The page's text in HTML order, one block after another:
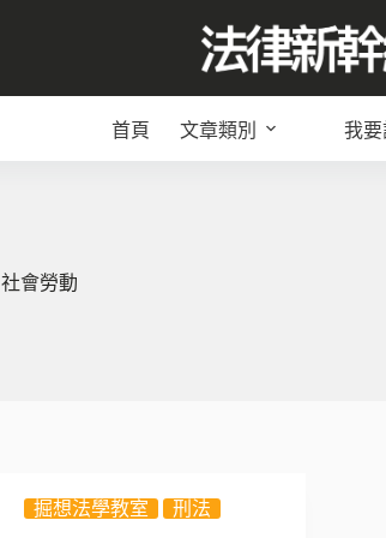
首頁 文章類別 我要
社會勞動
掘想法學教室 刑法